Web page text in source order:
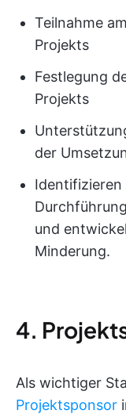
Teilnahme
Projekts
Festlegung
Projekts
der
Identifizieren
und
Minderung.
4.
Als wichtiger
Projektsponsor